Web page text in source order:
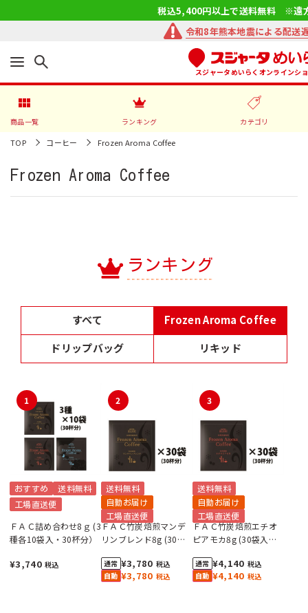
税込5,400円以上で送料無料 ※遠
令和8年熊本地震による配送
スジャータめいらくオンラインシ
商品一覧 ランキング カテゴリ
TOP コーヒー Frozen Aroma Coffee
Frozen Aroma Coffee
ランキング
すべて
Frozen Aroma Coffee
ドリップバッグ
リキッド
1
おすすめ
送料無料
工場直送便
ＦＡＣ詰め合わせ8ｇ (3
種各10袋入・30杯分）
¥3,740 税込
2
送料無料
自動お届け
工場直送便
ＦＡＣ竹炭焙煎マンデ
リンブレンド8g (30袋
¥3,780 税込
¥3,780 税込
3
送料無料
自動お届け
工場直送便
ＦＡＣ竹炭焙煎エチオ
ピアモカ8g (30袋入・
¥4,140 税込
¥4,140 税込